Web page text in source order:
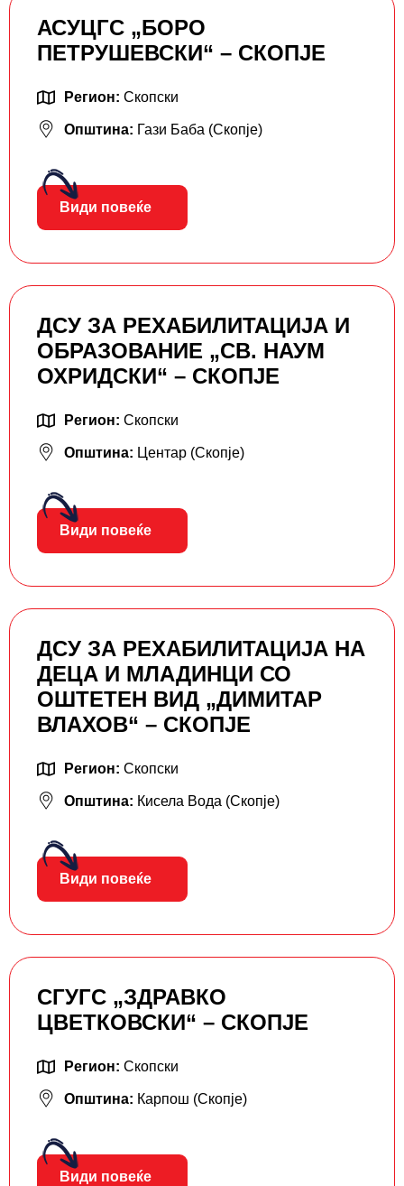
АСУЦГС „БОРО
ПЕТРУШЕВСКИ“ – СКОПЈЕ
Регион: Скопски
Општина: Гази Баба (Скопје)
Види повеќе
ДСУ ЗА РЕХАБИЛИТАЦИЈА И
ОБРАЗОВАНИЕ „СВ. НАУМ
ОХРИДСКИ“ – СКОПЈЕ
Регион: Скопски
Општина: Центар (Скопје)
Види повеќе
ДСУ ЗА РЕХАБИЛИТАЦИЈА НА
ДЕЦА И МЛАДИНЦИ СО
ОШТЕТЕН ВИД „ДИМИТАР
ВЛАХОВ“ – СКОПЈЕ
Регион: Скопски
Општина: Кисела Вода (Скопје)
Види повеќе
СГУГС „ЗДРАВКО
ЦВЕТКОВСКИ“ – СКОПЈЕ
Регион: Скопски
Општина: Карпош (Скопје)
Види повеќе